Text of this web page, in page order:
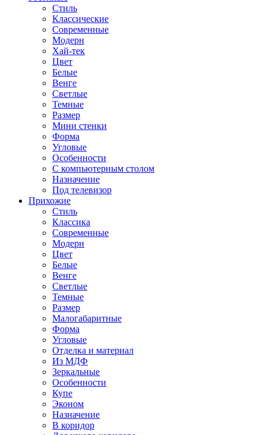
Стиль
Классические
Современные
Модерн
Хай-тек
Цвет
Белые
Венге
Светлые
Темные
Размер
Мини стенки
Форма
Угловые
Особенности
С компьютерным столом
Назначение
Под телевизор
Прихожие
Стиль
Классика
Современные
Модерн
Цвет
Белые
Венге
Светлые
Темные
Размер
Малогабаритные
Форма
Угловые
Отделка и материал
Из МДФ
Зеркальные
Особенности
Купе
Эконом
Назначение
В коридор